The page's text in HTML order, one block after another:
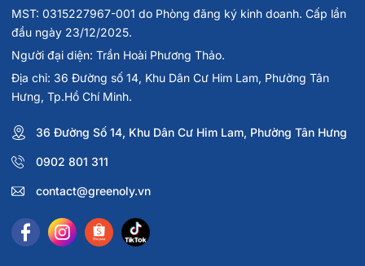
MST: 0315227967-001 do Phòng đăng ký kinh doanh. Cấp lần
đầu ngày 23/12/2025.
Người đại diện: Trần Hoài Phương Thảo.
Địa chỉ: 36 Đường số 14, Khu Dân Cư Him Lam, Phường Tân
Hưng, Tp.Hồ Chí Minh.
36 Đường Số 14, Khu Dân Cư Him Lam, Phường Tân Hưng
0902 801 311
contact@greenoly.vn